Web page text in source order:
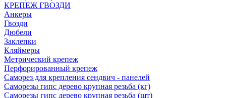
КРЕПЕЖ ГВОЗДИ
Анкеры
Гвозди
Дюбели
Заклепки
Кляймеры
Метрический крепеж
Перфорированный крепеж
Саморез для крепления сендвич - панелей
Саморезы гипс дерево крупная резьба (кг)
Саморезы гипс дерево крупная резьба (шт)